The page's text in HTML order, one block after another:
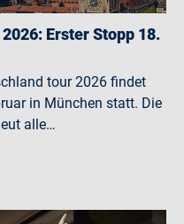
Erster Stopp 18.
tour 2026 findet
in München statt. Die
alle…